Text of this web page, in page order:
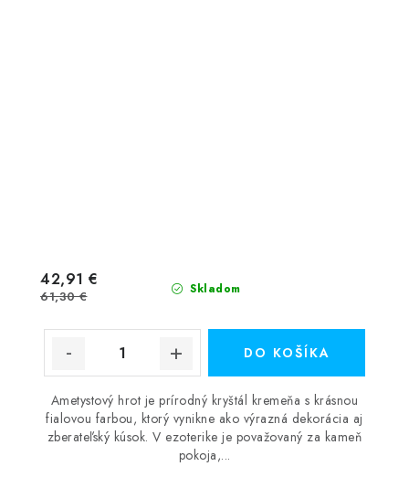
Skladom
42,91 €
61,30 €
DO KOŠÍKA
Ametystový hrot je prírodný kryštál kremeňa s krásnou
fialovou farbou, ktorý vynikne ako výrazná dekorácia aj
zberateľský kúsok. V ezoterike je považovaný za kameň
pokoja,...